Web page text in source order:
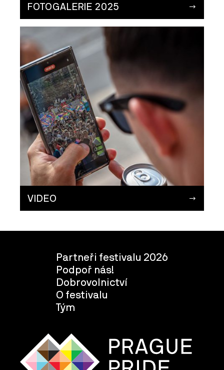
FOTOGALERIE 2025
VIDEO
Partneři festivalu 2026
Podpoř nás!
Dobrovolnictví
O festivalu
Tým